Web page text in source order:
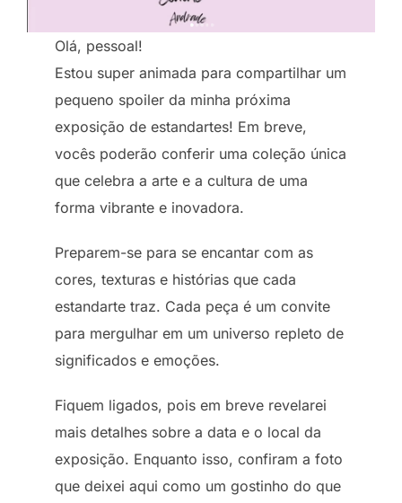
Olá, pessoal!
Estou super animada para compartilhar um
pequeno spoiler da minha próxima
exposição de estandartes! Em breve,
vocês poderão conferir uma coleção única
que celebra a arte e a cultura de uma
forma vibrante e inovadora.
Preparem-se para se encantar com as
cores, texturas e histórias que cada
estandarte traz. Cada peça é um convite
para mergulhar em um universo repleto de
significados e emoções.
Fiquem ligados, pois em breve revelarei
mais detalhes sobre a data e o local da
exposição. Enquanto isso, confiram a foto
que deixei aqui como um gostinho do que